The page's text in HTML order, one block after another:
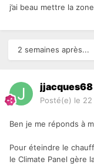
j’ai beau mettre la
2 semaines après...
jjacques68
Posté(e) le
Ben je me réponds à
Pour éteindre le
le Climate Panel gère